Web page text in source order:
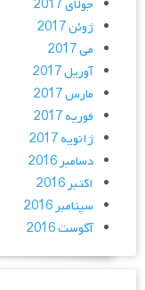
جولای 2017
ژوئن 2017
می 2017
آوریل 2017
مارس 2017
فوریه 2017
ژانویه 2017
دسامبر 2016
اکتبر 2016
سپتامبر 2016
آگوست 2016